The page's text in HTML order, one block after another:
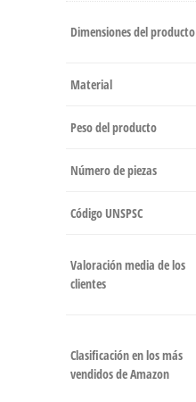
Dimensiones del producto
Material
Peso del producto
Número de piezas
Código UNSPSC
Valoración media de los
clientes
Clasificación en los más
vendidos de Amazon